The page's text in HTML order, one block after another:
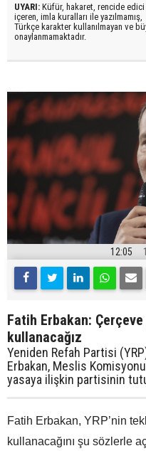
UYARI: Küfür, hakaret, rencide edici
içeren, imla kuralları ile yazılmamış,
Türkçe karakter kullanılmayan ve
onaylanmamaktadır.
12:05
Fatih Erbakan:
kullanacağız
Yeniden Refah Partisi
Erbakan, Meslis
yasaya ilişkin partisinin
Fatih Erbakan, YRP’nin
kullanacağını şu sözlerle